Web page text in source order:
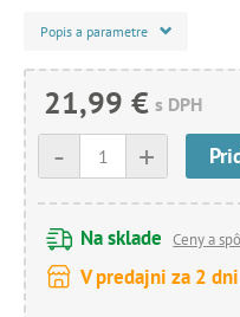
Popis a parametre
21,99 € s DPH
+
-
Na sklade Ceny a
V predajni za 2